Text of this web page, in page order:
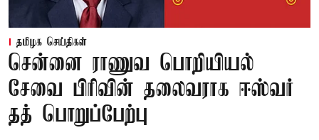
தமிழக செய்திகள்
சென்னை ராணுவ பொறியியல்
சேவை பிரிவின் தலைவராக ஈஸ்வர்
தத் பொறுப்பேற்பு